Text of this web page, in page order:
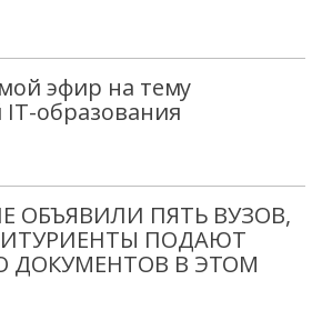
эфир на тему
образования
ОБЪЯВИЛИ ПЯТЬ ВУЗОВ,
ПОДАЮТ
ДОКУМЕНТОВ В ЭТОМ